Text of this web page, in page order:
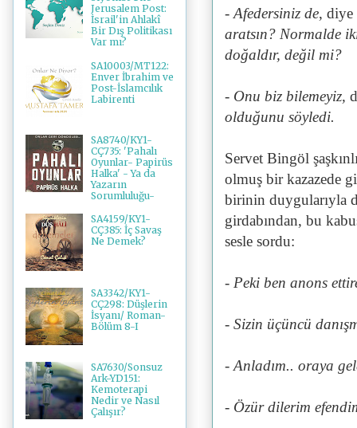
- Afedersiniz de, diye
aratsın? Normalde
doğaldır, değil mi?
- Onu biz bilemeyiz,
olduğunu söyledi.
Servet Bingöl
olmuş bir kazazede
birinin duygularıyla
girdabından, bu
sesle sordu:
- Peki ben anons
- Sizin üçüncü
- Anladım.. oraya
- Özür dilerim
Jerusalem Post:
İsrail'in Ahlakî
Bir Dış Politikası
Var mı?
SA10003/MT122:
Enver İbrahim ve
Post-İslamcılık
Labirenti
SA8740/KY1-
CÇ735: 'Pahalı
Oyunlar- Papirüs
Halka' - Ya da
Yazarın
Sorumluluğu-
SA4159/KY1-
CÇ385: İç Savaş
Ne Demek?
SA3342/KY1-
CÇ298: Düşlerin
İsyanı/ Roman-
Bölüm 8-I
SA7630/Sonsuz
Ark-YD151:
Kemoterapi
Nedir ve Nasıl
Çalışır?